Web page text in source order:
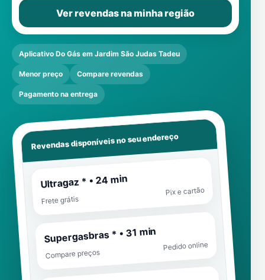
Ver revendas na minha região
Aplicativo Do Gás em Jardim São Judas Tadeu
Menor preço Compare revendas
Pagamento na entrega
Revendas disponíveis no seu endereço
Ultragaz * • 24 min
Frete grátis
Pix e cartão
Supergasbras * • 31 min
Compare preços
Pedido online